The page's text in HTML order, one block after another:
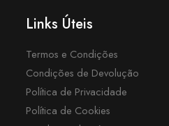
Links Úteis
Termos e Condições
Condições de Devolução
Política de Privacidade
Política de Cookies